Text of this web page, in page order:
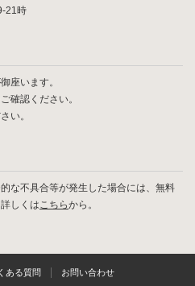
21時
座います。
確認ください。
い。
な不具合等が発生した場合には、無料
しくはこちらから。
ある質問 お問い合わせ